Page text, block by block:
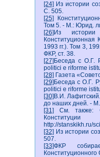
[24] Из истории
С. 505.
[25]
Том 5. - М.: Юрид.
[26] Из истории
1993 гг.). Том 3,
ФКР, ст. 38.
[27] Беседа с О.Г.
politici e riforme
[28] Газета
[29] Беседа с О.Г.
politici e riforme
[30] В.И.
до наших дней. -
[31] См. также:
http://stanskikh.ru/
[32] Из истории
507.
[33]ФКР